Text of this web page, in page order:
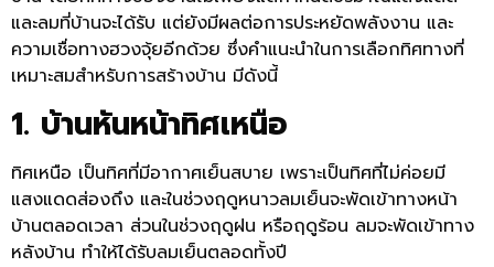
และลมที่บ้านจะได้รับ แต่ยังมีผลต่อการประหยัดพลังงาน และ
ความเชื่อทางฮวงจุ้ยอีกด้วย ซึ่งคำแนะนำในการเลือกทิศทางที่
เหมาะสมสำหรับการสร้างบ้าน มีดังนี้
1. บ้านหันหน้าทิศเหนือ
ทิศเหนือ เป็นทิศที่มีอากาศเย็นสบาย เพราะเป็นทิศที่ไม่ค่อยมี
แสงแดดส่องถึง และในช่วงฤดูหนาวลมเย็นจะพัดเข้าทางหน้า
บ้านตลอดเวลา ส่วนในช่วงฤดูฝน หรือฤดูร้อน ลมจะพัดเข้าทาง
หลังบ้าน ทำให้ได้รับลมเย็นตลอดทั้งปี